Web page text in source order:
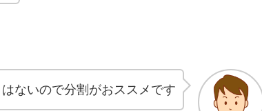
ないので分割がおススメです